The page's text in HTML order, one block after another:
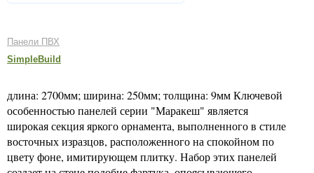
Панели ПВХ
SimpleBuild
длина: 2700мм; ширина: 250мм; толщина: 9мм Ключевой
особенностью панелей серии "Маракеш" является
широкая секция яркого орнамента, выполненного в стиле
восточных изразцов, расположенного на спокойном по
цвету фоне, имитирующем плитку. Набор этих панелей